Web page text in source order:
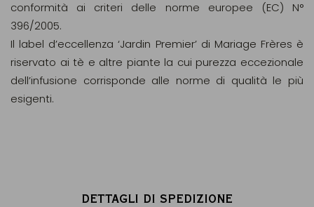
conformità ai criteri delle norme europee (EC) N°
396/2005.
Il label d’eccellenza ‘Jardin Premier’ di Mariage Frères è
riservato ai tè e altre piante la cui purezza eccezionale
dell’infusione corrisponde alle norme di qualità le più
esigenti.
DETTAGLI DI SPEDIZIONE